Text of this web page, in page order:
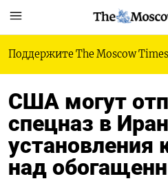
Поддержите The Moscow Times
США могут
спецназ в
установления
над